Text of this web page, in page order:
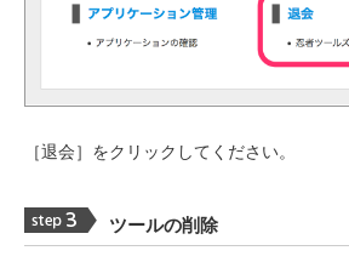
［退会］をクリックしてください。
ツールの削除